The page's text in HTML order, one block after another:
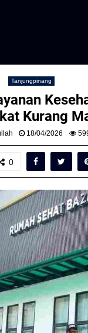
Tanjungpinang
Kurang
18/04/2026
0